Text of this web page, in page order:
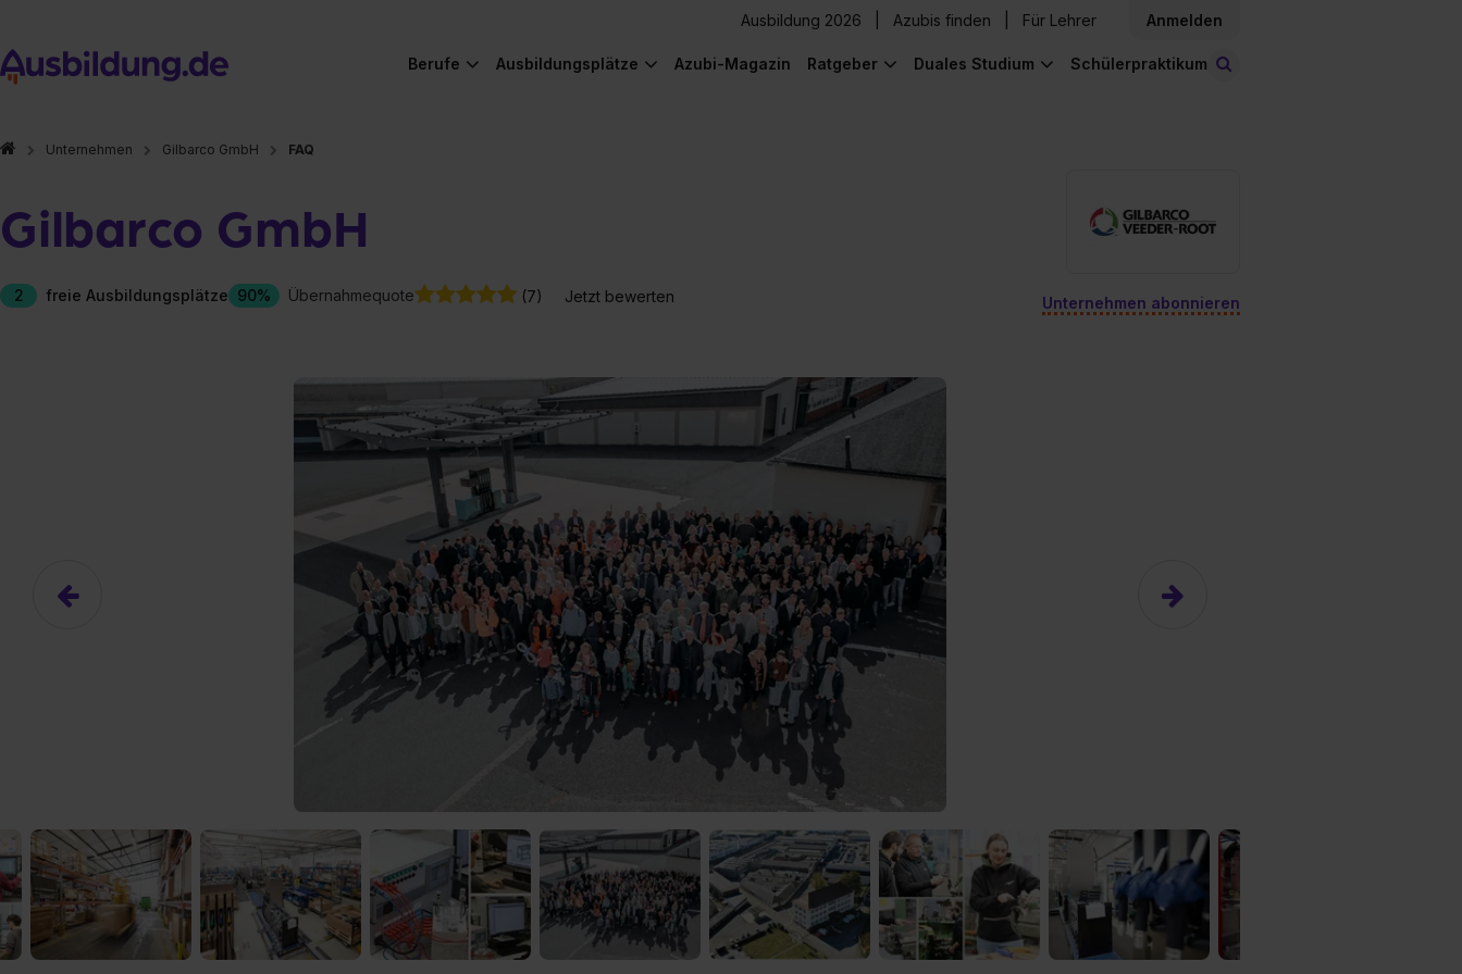
Ausbildung 2026 Azubis finden Für Lehrer Anmelden
Berufe Ausbildungsplätze Azubi-Magazin Ratgeber Duales Studium Schülerpraktikum
Unternehmen Gilbarco GmbH FAQ
Gilbarco GmbH
2 freie Ausbildungsplätze 90% Übernahmequote (7) Jetzt bewerten Unternehmen abonnieren